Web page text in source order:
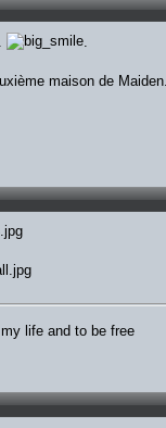
maison de Maiden.
life and to be free